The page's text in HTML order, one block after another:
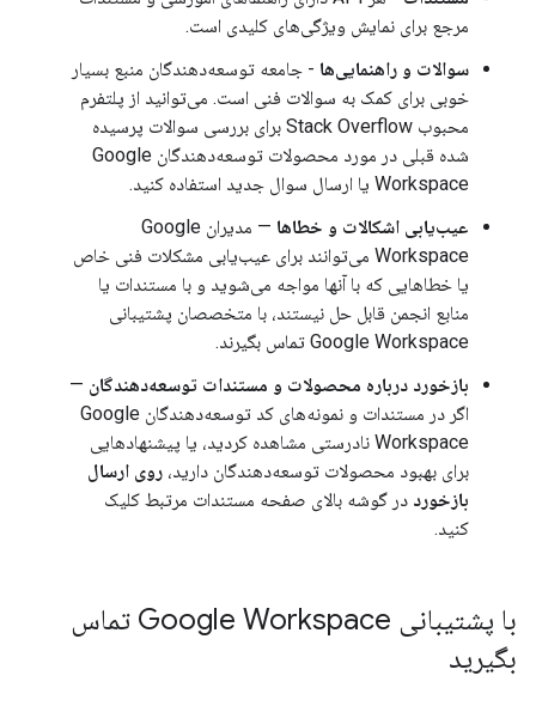
مرجع برای نمایش ویژگی‌های کلیدی است.
سوالات و راهنمایی‌ها - جامعه توسعه‌دهندگان منبع بسیار
خوبی برای کمک به سوالات فنی است. می‌توانید از پلتفرم
محبوب Stack Overflow برای بررسی سوالات پرسیده
شده قبلی در مورد محصولات توسعه‌دهندگان Google
Workspace یا ارسال سوال جدید استفاده کنید.
عیب‌یابی اشکالات و خطاها
— مدیران Google
Workspace می‌توانند برای عیب‌یابی مشکلات فنی خاص
یا خطاهایی که با آنها مواجه می‌شوید و با مستندات یا
منابع انجمن قابل حل نیستند، با متخصصان پشتیبانی
Google Workspace تماس بگیرند.
بازخورد درباره محصولات و مستندات توسعه‌دهندگان —
اگر در مستندات و نمونه‌های کد توسعه‌دهندگان Google
Workspace نادرستی مشاهده کردید، یا پیشنهادهایی
برای بهبود محصولات توسعه‌دهندگان دارید، روی ارسال
بازخورد در گوشه بالای صفحه مستندات مرتبط کلیک
کنید.
با پشتیبانی Google Workspace تماس
بگیرید